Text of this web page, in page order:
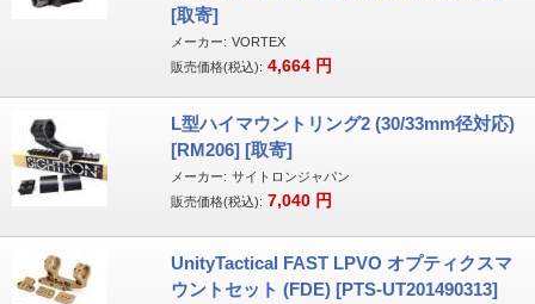
[取寄]
メーカー: VORTEX
販売価格(税込): 4,664 円
L型ハイマウントリング2 (30/33mm径対応)
[RM206] [取寄]
メーカー: サイトロンジャパン
販売価格(税込): 7,040 円
UnityTactical FAST LPVO オプティクスマ
ウントセット (FDE) [PTS-UT201490313]